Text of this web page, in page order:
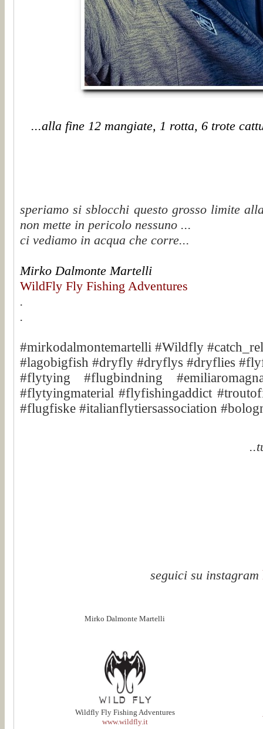
...alla fine 12 mangiate, 1 rotta, 6 trote
speriamo si sblocchi questo grosso limite
non mette in pericolo nessuno ...
ci vediamo in acqua che corre...
Mirko Dalmonte Martelli
WildFly Fly Fishing Adventures
.
.
#mirkodalmontemartelli #Wildfly
#lagobigfish #dryfly #dryflys #dryflies
#flytying #flugbindning
#flytyingmaterial #flyfishingaddict
#flugfiske #italianflytiersassociation
seguici su instagram
Mirko Dalmonte Martelli
Wildfly Fly Fishing Adventures
www.wildfly.it